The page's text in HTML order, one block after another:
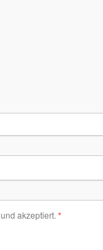
akzeptiert. *